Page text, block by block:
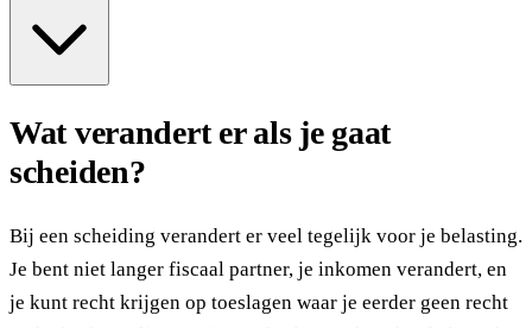
Wat verandert er als je gaat
scheiden?
Bij een scheiding verandert er veel tegelijk voor je belasting.
Je bent niet langer fiscaal partner, je inkomen verandert, en
je kunt recht krijgen op toeslagen waar je eerder geen recht